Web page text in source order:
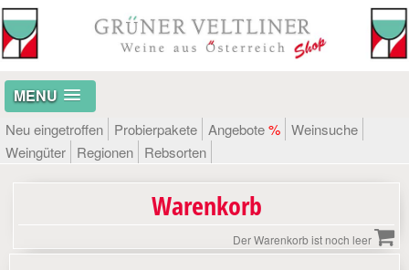
MENU
Neu eingetroffen Probierpakete Angebote% Weinsuche
Weingüter
Regionen Rebsorten
Warenkorb
Der Warenkorb ist noch leer